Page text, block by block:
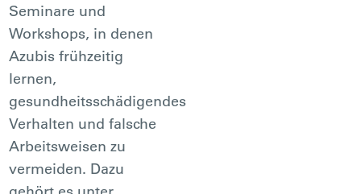
Seminare und
Workshops, in denen
Azubis frühzeitig
lernen,
gesundheitsschädigendes
Verhalten und falsche
Arbeitsweisen zu
vermeiden. Dazu